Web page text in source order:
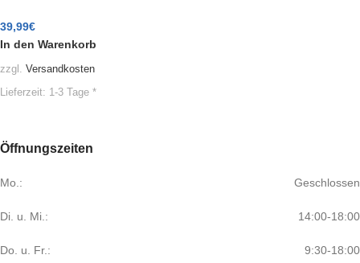
39,99€
In den Warenkorb
zzgl. Versandkosten
Lieferzeit: 1-3 Tage *
Öffnungszeiten
Mo.: Geschlossen
Di. u. Mi.: 14:00-18:00
Do. u. Fr.: 9:30-18:00